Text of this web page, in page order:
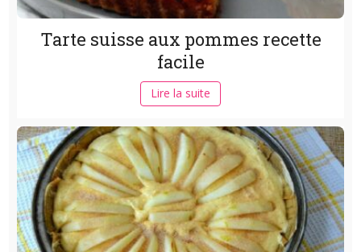
Tarte suisse aux pommes recette
facile
Lire la suite